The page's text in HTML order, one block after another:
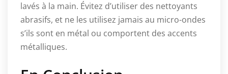
lavés à la main. Évitez d’utiliser des nettoyants
abrasifs, et ne les utilisez jamais au micro-ondes
s’ils sont en métal ou comportent des accents
métalliques.